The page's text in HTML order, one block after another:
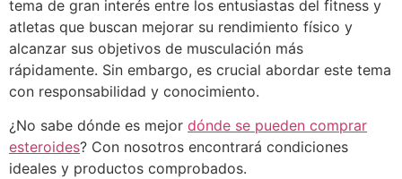
tema de gran interés entre los entusiastas del fitness y
atletas que buscan mejorar su rendimiento físico y
alcanzar sus objetivos de musculación más
rápidamente. Sin embargo, es crucial abordar este tema
con responsabilidad y conocimiento.
¿No sabe dónde es mejor dónde se pueden comprar
esteroides? Con nosotros encontrará condiciones
ideales y productos comprobados.